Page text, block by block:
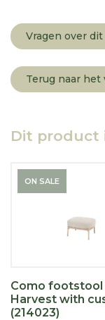
Vragen over
Terug naar
Dit product
ON SALE
Como footstool
Harvest with
(214023)